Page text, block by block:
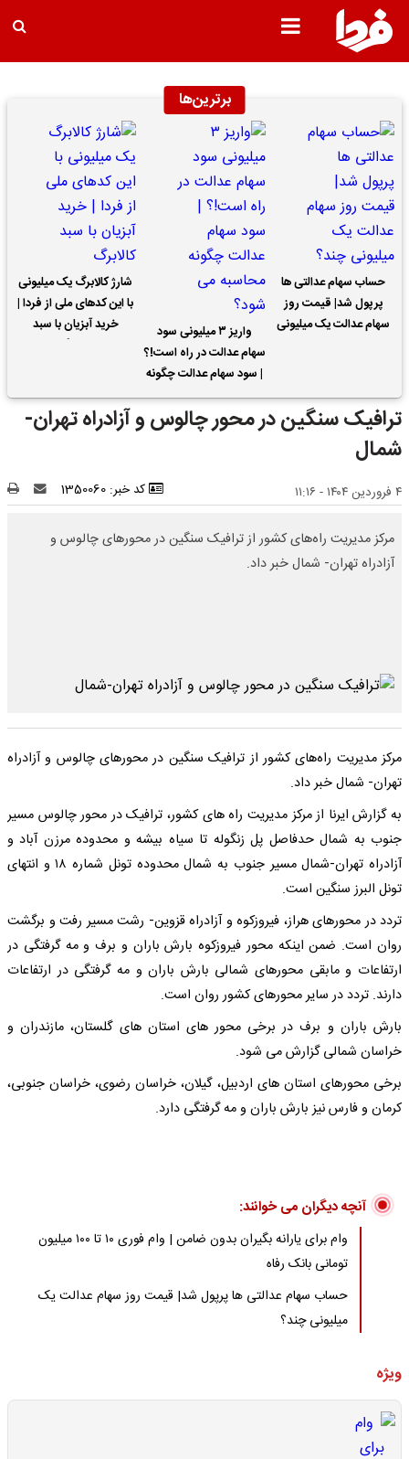
برترین‌ها
حساب سهام عدالتی ها
پرپول شد| قیمت روز
سهام عدالت یک میلیونی
واریز ۳ میلیونی سود
سهام عدالت در راه است!؟
| سود سهام عدالت چگونه
محاسبه می شود؟
شارژ کالابرگ یک میلیونی
با این کدهای ملی از فردا |
خرید آبزیان با سبد
ترافیک سنگین در محور چالوس و آزادراه تهران-
شمال
۴ فروردین ۱۴۰۴ - ۱۱:۱۶ کد خبر: 1350060
مرکز مدیریت راه‌های کشور از ترافیک سنگین در محورهای چالوس و
آزادراه تهران- شمال خبر داد.
مرکز مدیریت راه‌های کشور از ترافیک سنگین در محورهای چالوس و آزادراه
تهران- شمال خبر داد.
به گزارش ایرنا از مرکز مدیریت راه های کشور، ترافیک در محور چالوس مسیر
جنوب به شمال حدفاصل پل زنگوله تا سیاه بیشه و محدوده مرزن آباد و
آزادراه تهران-شمال مسیر جنوب به شمال محدوده تونل شماره ۱۸ و انتهای
تونل البرز سنگین است.
تردد در محورهای هراز، فیروزکوه و آزادراه قزوین- رشت مسیر رفت و برگشت
روان است. ضمن اینکه محور فیروزکوه بارش باران و برف و مه گرفتگی در
ارتفاعات و مابقی محورهای شمالی بارش باران و مه گرفتگی در ارتفاعات
دارند. تردد در سایر محورهای کشور روان است.
بارش باران و برف در برخی محور های استان های گلستان، مازندران و
خراسان شمالی گزارش می شود.
برخی محورهای استان های اردبیل، گیلان، خراسان رضوی، خراسان جنوبی،
کرمان و فارس نیز بارش باران و مه گرفتگی دارد.
آنچه دیگران می خوانند:
وام برای یارانه بگیران بدون ضامن | وام فوری ۱۰ تا ۱۰۰ میلیون
تومانی بانک رفاه
حساب سهام عدالتی ها پرپول شد| قیمت روز سهام عدالت یک
میلیونی چند؟
ویژه